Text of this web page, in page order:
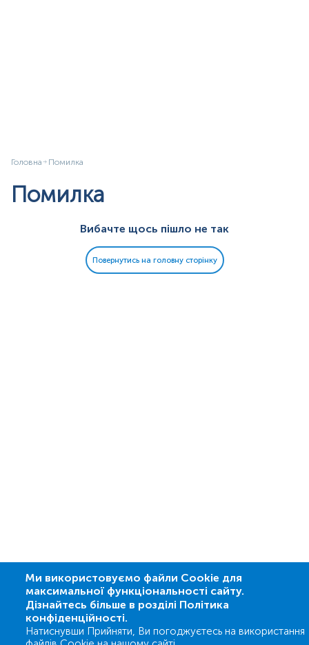
Головна Помилка
Помилка
Вибачте щось пішло не так
Повернутись на головну сторінку
Ми використовуємо файли Cookie для
максимальної функціональності сайту.
Дізнайтесь більше в розділі Політика
конфіденційності.
Натиснувши Прийняти, Ви погоджуєтесь на використання